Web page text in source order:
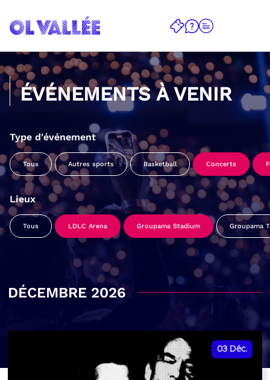
ÉVÉNEMENTS À VENIR
Type d'événement
Tous Autres sports Basketball Concerts
Lieux
Tous LDLC Arena Groupama Stadium Groupama
DÉCEMBRE 2026
03 Déc.